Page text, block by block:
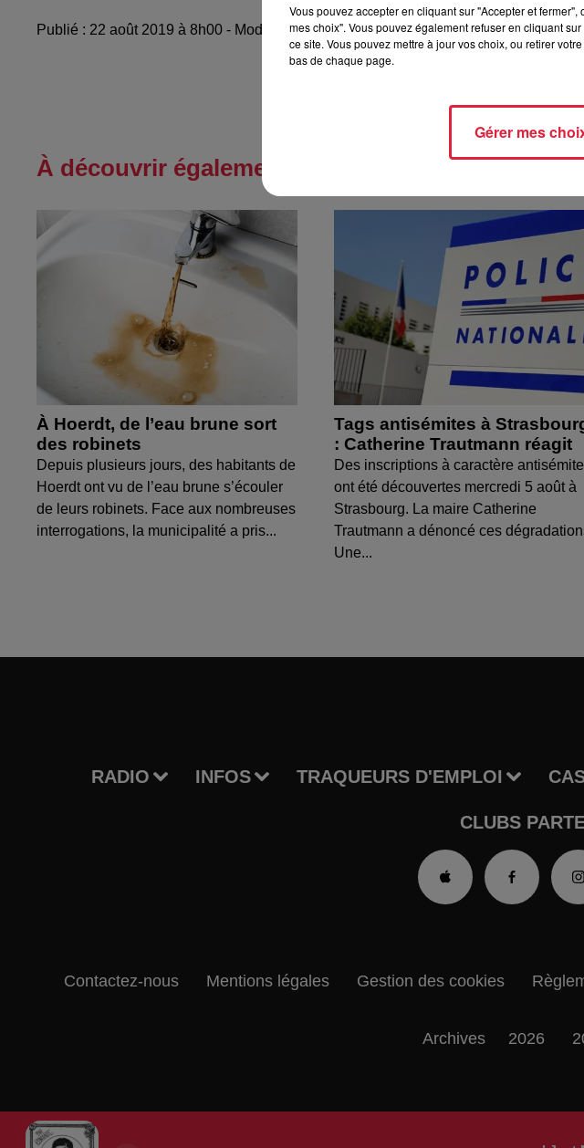
Publié : 22 août 2019 à 8h00 - Modifié : 10 mai 2021 à 10h53 Céline Rinckel
À découvrir également
À Hoerdt, de l’eau brune sort
des robinets
Depuis plusieurs jours, des habitants de
Hoerdt ont vu de l’eau brune s’écouler
de leurs robinets. Face aux nombreuses
interrogations, la municipalité a pris...
Tags antisémites à
: Catherine Trautmann réagit
Des inscriptions à caractère antisémite
ont été découvertes mercredi 5 août à
Strasbourg. La maire Catherine
Trautmann a dénoncé ces
Une...
RADIO INFOS TRAQUEURS D'EMPLOI
CLUBS
Contactez-nous Mentions légales Gestion des cookies
Archives 2026
Vous pouvez accepter en cliquant sur "Accepter et
mes choix". Vous pouvez également refuser en cliquant
ce site. Vous pouvez mettre à jour vos choix, ou retirer
bas de chaque page.
Gérer mes